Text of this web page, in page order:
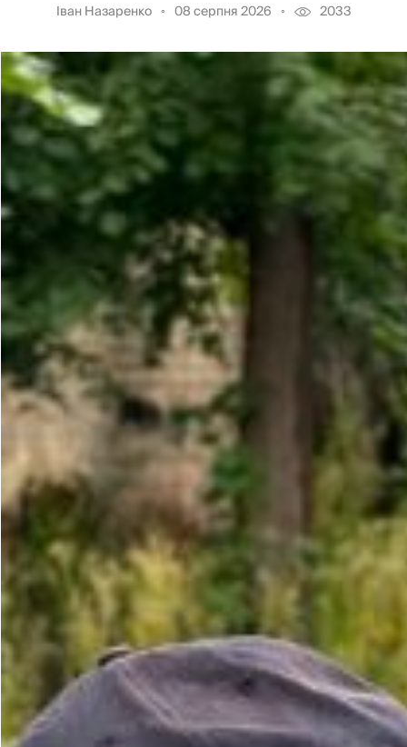
Іван Назаренко 08 серпня 2026 2033